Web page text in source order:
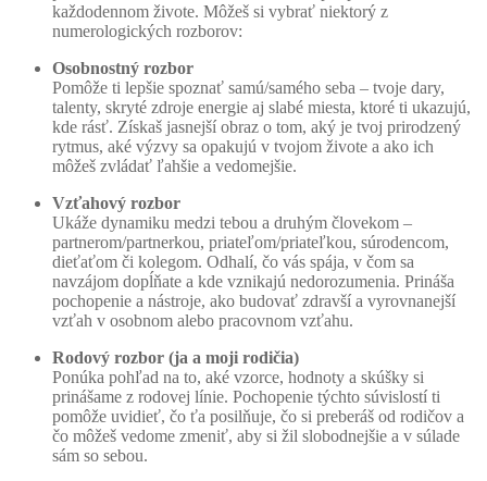
každodennom živote. Môžeš si vybrať niektorý z
numerologických rozborov:
Osobnostný rozbor
Pomôže ti lepšie spoznať samú/samého seba – tvoje dary,
talenty, skryté zdroje energie aj slabé miesta, ktoré ti ukazujú,
kde rásť. Získaš jasnejší obraz o tom, aký je tvoj prirodzený
rytmus, aké výzvy sa opakujú v tvojom živote a ako ich
môžeš zvládať ľahšie a vedomejšie.
Vzťahový rozbor
Ukáže dynamiku medzi tebou a druhým človekom –
partnerom/partnerkou, priateľom/priateľkou, súrodencom,
dieťaťom či kolegom. Odhalí, čo vás spája, v čom sa
navzájom dopĺňate a kde vznikajú nedorozumenia. Prináša
pochopenie a nástroje, ako budovať zdravší a vyrovnanejší
vzťah v osobnom alebo pracovnom vzťahu.
Rodový rozbor (ja a moji rodičia)
Ponúka pohľad na to, aké vzorce, hodnoty a skúšky si
prinášame z rodovej línie. Pochopenie týchto súvislostí ti
pomôže uvidieť, čo ťa posilňuje, čo si preberáš od rodičov a
čo môžeš vedome zmeniť, aby si žil slobodnejšie a v súlade
sám so sebou.
Nevyhnutné
Tieto súbory
voliteľné. Sú
potrebné pre
fungovanie
webovej
stránky.
Štatistiky
Aby sme
mohli
zlepšiť
funkčnosť
a štruktúru
stránky na
základe
spôsobu
používania
webovej
stránky.